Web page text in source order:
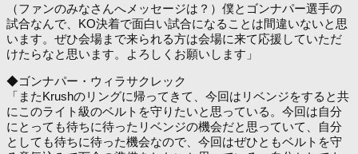
（ファンのみなさんへメッセージは？）僕とゴンナパー選手の
試合なんで、KO決着で面白い試合になることは間違いないと思
います。ぜひ会場まで来られる方は会場に来て応援していただ
けたらなと思います。よろしくお願いします」
◆ゴンナパー・ウィラサクレック
「またKrushのリングに帰ってきて、今回はリベンジをすると共
にこのライト級のベルトを守りたいと思っている。今回は自分
にとっても待ちに待ったリベンジの機会だと思っていて、自分
としても待ちに待った機会なので、今回はぜひともベルトを守